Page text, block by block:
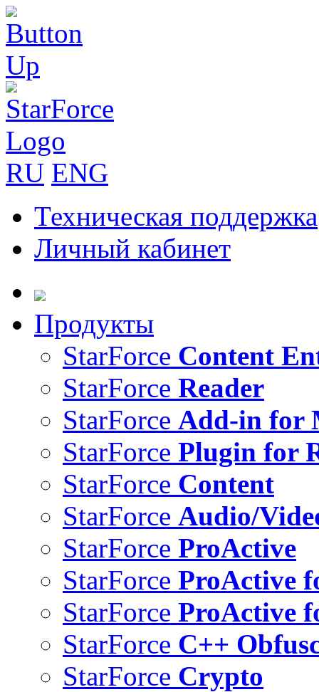
RU ENG
Техническая поддержка
Личный кабинет
Продукты
StarForce Content
StarForce Reader
StarForce Add-in for
StarForce Plugin for
StarForce Content
StarForce Audio/
StarForce ProActive
StarForce ProActive
StarForce ProActive
StarForce C++
StarForce Crypto